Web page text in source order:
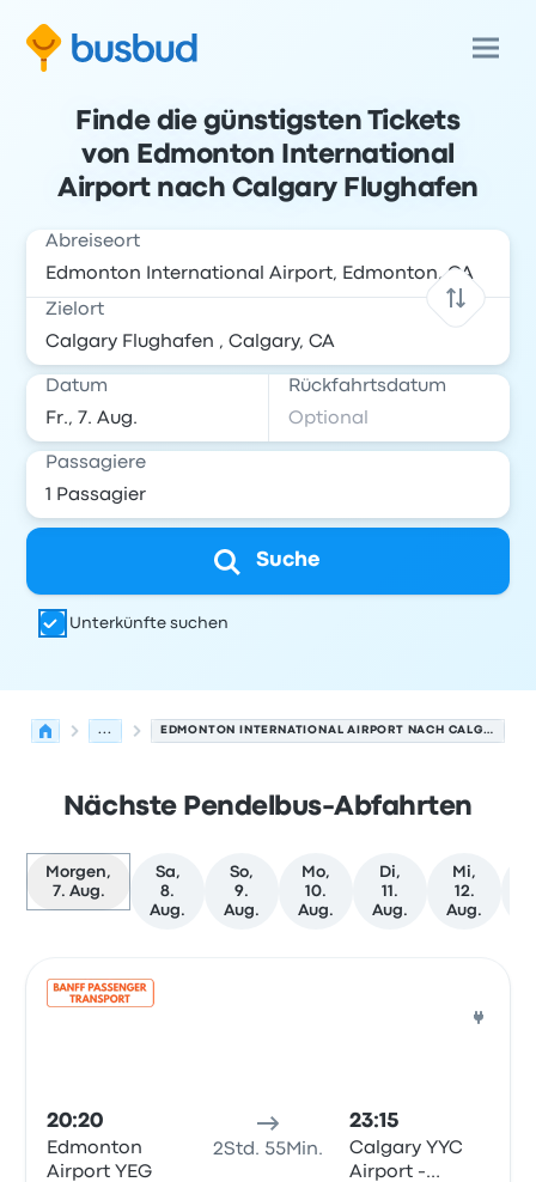
Finde die günstigsten Tickets
von Edmonton International
Airport nach Calgary Flughafen
Abreiseort
Zielort
Datum Rückfahrtsdatum
Passagiere
Suche
Unterkünfte suchen
... EDMONTON INTERNATIONAL AIRPORT NACH CALGARY FLUGHAFEN
Nächste Pendelbus-Abfahrten
Morgen,
7. Aug.
Sa,
8.
Aug.
So,
9.
Aug.
Mo,
10.
Aug.
Di,
11.
Aug.
Mi,
12.
Aug.
20:20
Edmonton
Airport YEG
2Std. 55Min.
23:15
Calgary YYC
Airport -